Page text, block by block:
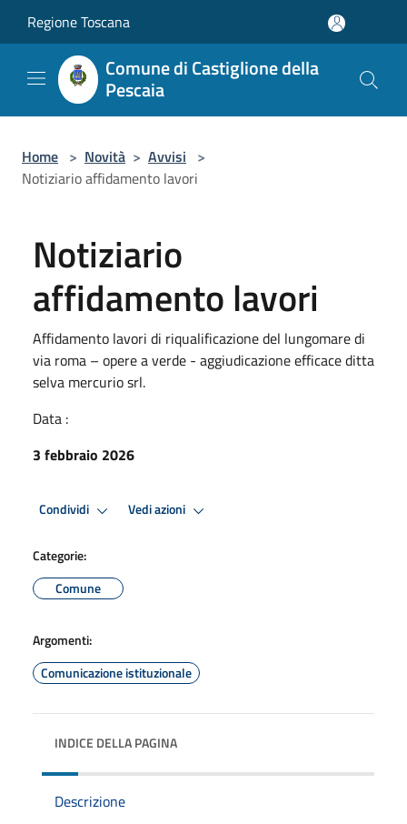
Regione Toscana
Comune di Castiglione della
Pescaia
Home > Novità > Avvisi >
Notiziario affidamento lavori
Notiziario
affidamento lavori
Affidamento lavori di riqualificazione del lungomare di
via roma – opere a verde - aggiudicazione efficace ditta
selva mercurio srl.
Data :
3 febbraio 2026
Condividi Vedi azioni
Categorie:
Comune
Argomenti:
Comunicazione istituzionale
INDICE DELLA PAGINA
Descrizione